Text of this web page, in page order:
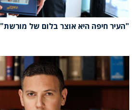
"העיר חיפה היא אוצר בלום של מורשת"